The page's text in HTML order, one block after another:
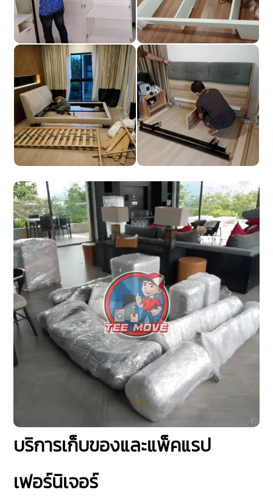
บริการเก็บของและแพ็คแรป
เฟอร์นิเจอร์